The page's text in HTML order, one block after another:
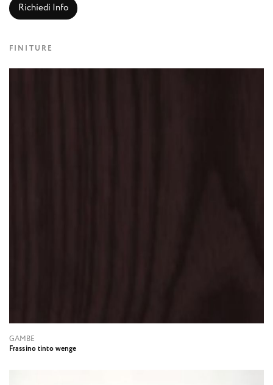
Richiedi Info
FINITURE
GAMBE
Frassino tinto wenge